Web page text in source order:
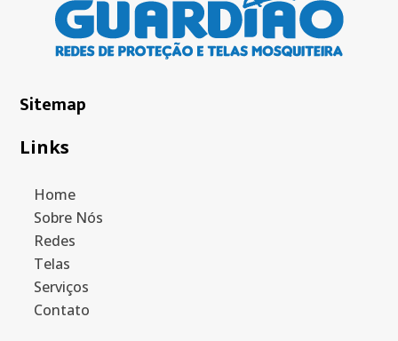
Sitemap
Links
Home
Sobre Nós
Redes
Telas
Serviços
Contato